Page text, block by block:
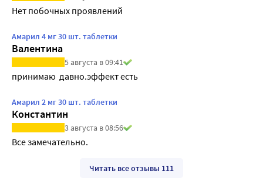
Нет побочных проявлений
Амарил 4 мг 30 шт. таблетки
Валентина
5 августа в 09:41
принимаю  давно.эффект есть
Амарил 2 мг 30 шт. таблетки
Константин
3 августа в 08:56
Все замечательно.
Читать все отзывы 111